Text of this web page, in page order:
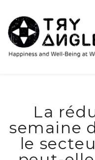
La
semaine
le